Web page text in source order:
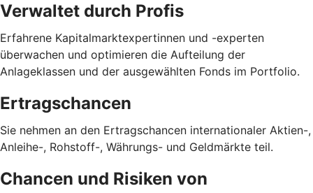
Verwaltet durch Profis
Erfahrene Kapitalmarktexpertinnen und -experten
überwachen und optimieren die Aufteilung der
Anlageklassen und der ausgewählten Fonds im Portfolio.
Ertragschancen
Sie nehmen an den Ertragschancen internationaler Aktien-,
Anleihe-, Rohstoff-, Währungs- und Geldmärkte teil.
Chancen und Risiken von